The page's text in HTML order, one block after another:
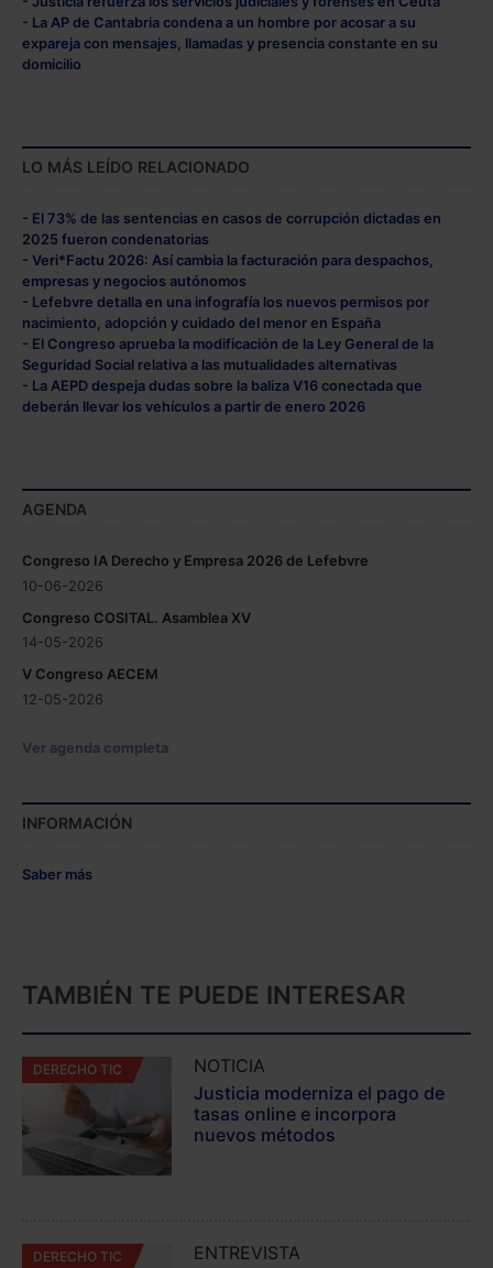
las que sean indispensables para la navegación.
Saber más acerca de las cookies
- La AP de Cantabria condena a un hombre por acosar a su
expareja con mensajes, llamadas y presencia constante en su
domicilio
LO MÁS LEÍDO RELACIONADO
- El 73% de las sentencias en casos de corrupción dictadas en
2025 fueron condenatorias
- Veri*Factu 2026: Así cambia la facturación para despachos,
empresas y negocios autónomos
- Lefebvre detalla en una infografía los nuevos permisos por
nacimiento, adopción y cuidado del menor en España
- El Congreso aprueba la modificación de la Ley General de la
Seguridad Social relativa a las mutualidades alternativas
- La AEPD despeja dudas sobre la baliza V16 conectada que
deberán llevar los vehículos a partir de enero 2026
AGENDA
Congreso IA Derecho y Empresa 2026 de Lefebvre
10-06-2026
Congreso COSITAL. Asamblea XV
14-05-2026
V Congreso AECEM
12-05-2026
Ver agenda completa
INFORMACIÓN
Saber más
TAMBIÉN TE PUEDE INTERESAR
DERECHO TIC
NOTICIA
Justicia moderniza el pago de
tasas online e incorpora
nuevos métodos
DERECHO TIC
ENTREVISTA